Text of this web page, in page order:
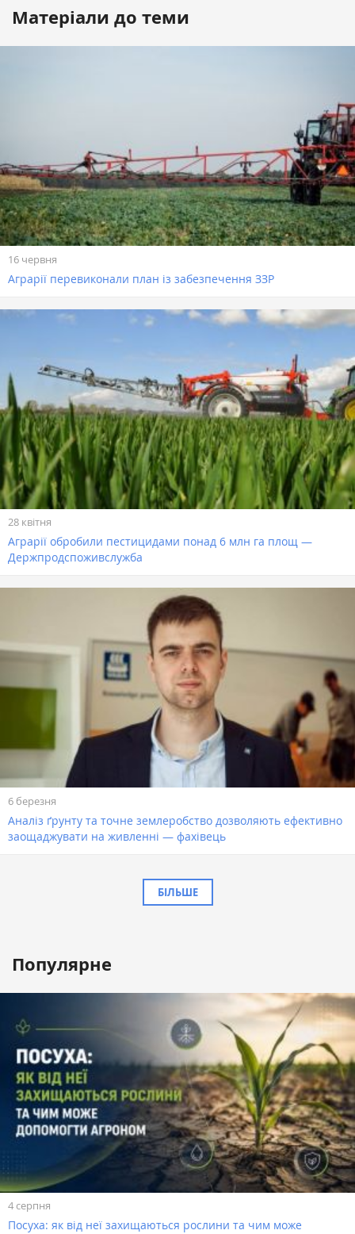
Матеріали до теми
16 червня
Аграрії перевиконали план із забезпечення ЗЗР
28 квітня
Аграрії обробили пестицидами понад 6 млн га площ —
Держпродспоживслужба
6 березня
Аналіз ґрунту та точне землеробство дозволяють ефективно
заощаджувати на живленні — фахівець
БІЛЬШЕ
Популярне
4 серпня
Посуха: як від неї захищаються рослини та чим може